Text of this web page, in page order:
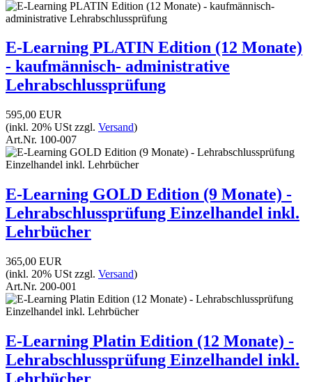
E-Learning PLATIN Edition (12 Monate)
- kaufmännisch- administrative
Lehrabschlussprüfung
595,00 EUR
(inkl. 20% USt zzgl. Versand)
Art.Nr. 100-007
E-Learning GOLD Edition (9 Monate) -
Lehrabschlussprüfung Einzelhandel inkl.
Lehrbücher
365,00 EUR
(inkl. 20% USt zzgl. Versand)
Art.Nr. 200-001
E-Learning Platin Edition (12 Monate) -
Lehrabschlussprüfung Einzelhandel inkl.